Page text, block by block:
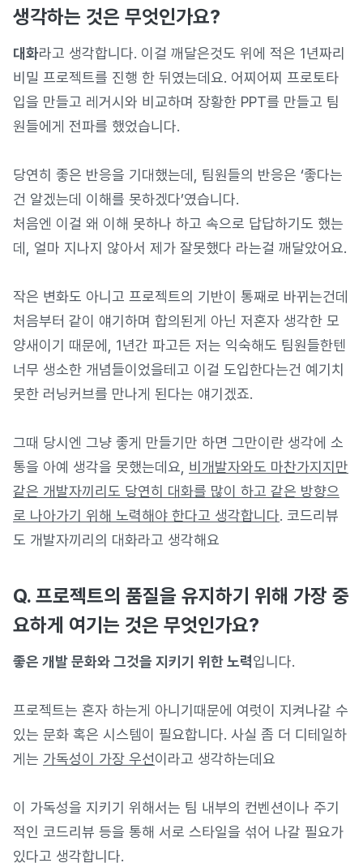
생각하는 것은 무엇인가요?
대화라고 생각합니다. 이걸 깨달은것도 위에 적은 1년짜리
비밀 프로젝트를 진행 한 뒤였는데요. 어찌어찌 프로토타
입을 만들고 레거시와 비교하며 장황한 PPT를 만들고 팀
원들에게 전파를 했었습니다.
당연히 좋은 반응을 기대했는데, 팀원들의 반응은 ‘좋다는
건 알겠는데 이해를 못하겠다’였습니다.
처음엔 이걸 왜 이해 못하나 하고 속으로 답답하기도 했는
데, 얼마 지나지 않아서 제가 잘못했다 라는걸 깨달았어요.
작은 변화도 아니고 프로젝트의 기반이 통째로 바뀌는건데
처음부터 같이 얘기하며 합의된게 아닌 저혼자 생각한 모
양새이기 때문에, 1년간 파고든 저는 익숙해도 팀원들한텐
너무 생소한 개념들이었을테고 이걸 도입한다는건 예기치
못한 러닝커브를 만나게 된다는 얘기겠죠.
그때 당시엔 그냥 좋게 만들기만 하면 그만이란 생각에 소
통을 아예 생각을 못했는데요, 비개발자와도 마찬가지지만
같은 개발자끼리도 당연히 대화를 많이 하고 같은 방향으
로 나아가기 위해 노력해야 한다고 생각합니다. 코드리뷰
도 개발자끼리의 대화라고 생각해요
Q. 프로젝트의 품질을 유지하기 위해 가장 중
요하게 여기는 것은 무엇인가요?
좋은 개발 문화와 그것을 지키기 위한 노력입니다.
프로젝트는 혼자 하는게 아니기때문에 여럿이 지켜나갈 수
있는 문화 혹은 시스템이 필요합니다. 사실 좀 더 디테일하
게는 가독성이 가장 우선이라고 생각하는데요
이 가독성을 지키기 위해서는 팀 내부의 컨벤션이나 주기
적인 코드리뷰 등을 통해 서로 스타일을 섞어 나갈 필요가
있다고 생각합니다.